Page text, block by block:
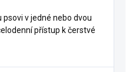
v jedné nebo dvou
přístup k čerstvé